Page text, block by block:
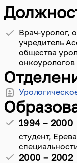
Врач-уролог,
учредитель
общества
онкоурологов
1994 – 2000
студент,
2000 – 2002